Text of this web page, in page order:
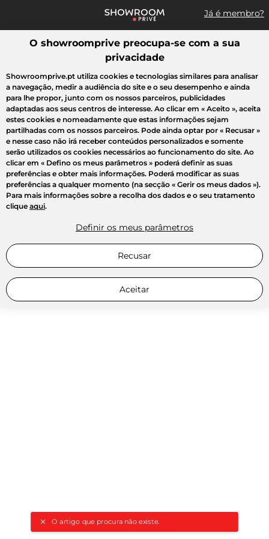
Já é membro?
Pesquisar uma marca, um artigo, uma venda...
O artigo que procura não existe.
Todas as vendas Moda Desporto Casa Criança Beleza
O showroomprive preocupa-se com a sua
privacidade
Showroomprive.pt utiliza cookies e tecnologias similares para analisar
a navegação, medir a audiência do site e o seu desempenho e ainda
para lhe propor, junto com os nossos parceiros, publicidades
adaptadas aos seus centros de interesse. Ao clicar em « Aceito », aceita
estes cookies e nomeadamente que estas informações sejam
partilhadas com os nossos parceiros. Pode ainda optar por « Recusar »
e nesse caso não irá receber conteúdos personalizados e somente
serão utilizados os cookies necessários ao funcionamento do site. Ao
clicar em « Defino os meus parâmetros » poderá definir as suas
preferências e obter mais informações. Poderá modificar as suas
preferências a qualquer momento (na secção « Gerir os meus dados »).
Para mais informações sobre a recolha dos dados e o seu tratamento
clique aqui.
Definir os meus parâmetros
Recusar
Aceitar